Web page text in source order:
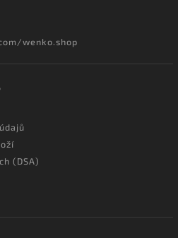
wenko.shop
(DSA)